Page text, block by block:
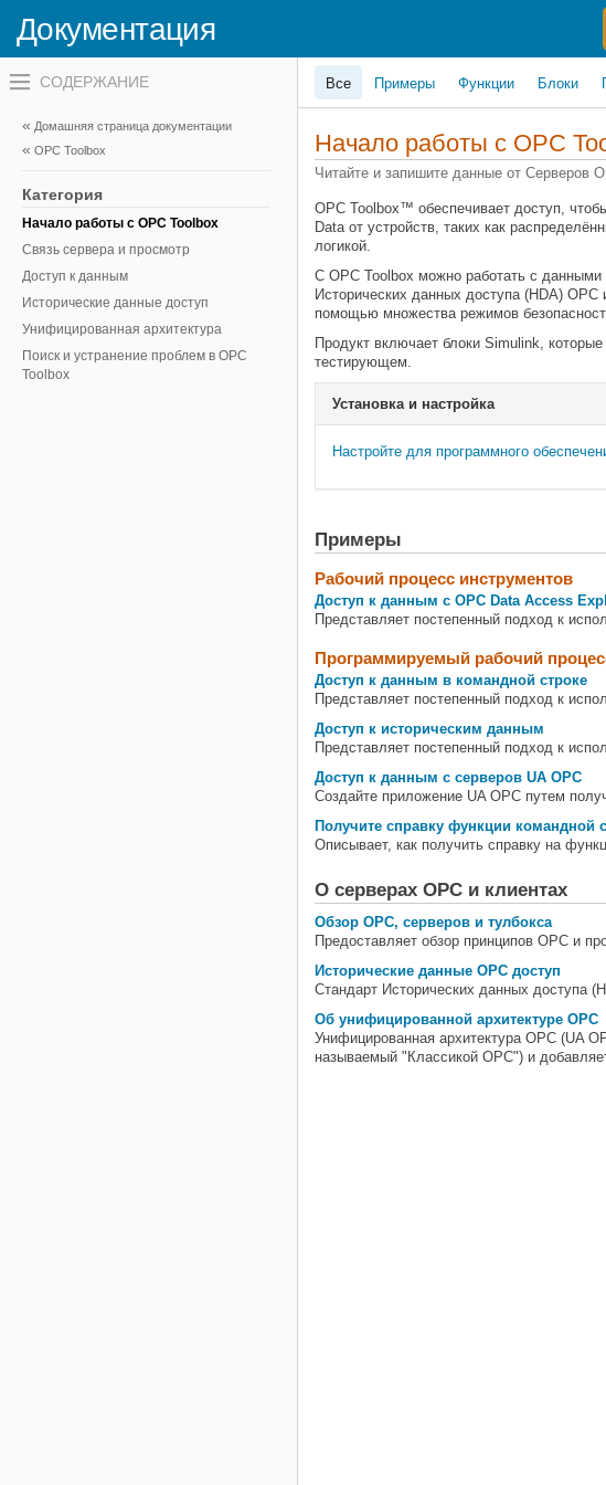
Документация
Переключатель
навигационного
вне
холста
переключатель
меню
вне
холста
Домашняя страница документации
OPC Toolbox
Категория
Начало работы с OPC Toolbox
Связь сервера и просмотр
Доступ к данным
Исторические данные доступ
Унифицированная архитектура
Поиск и устранение проблем в OPC
Toolbox
Все Примеры Функции Блоки
Начало работы с OPC
Читайте и запишите данные от Серверов
OPC Toolbox™ обеспечивает доступ,
Data от устройств, таких как
логикой.
С OPC Toolbox можно работать с данными
Исторических данных доступа (HDA)
помощью множества режимов
Продукт включает блоки Simulink,
тестирующем.
Установка и настройка
Настройте для программного
Примеры
Рабочий процесс инструментов
Доступ к данным с OPC Data Access
Представляет постепенный подход к
Программируемый рабочий
Доступ к данным в командной строке
Представляет постепенный подход к
Доступ к историческим данным
Представляет постепенный подход к
Доступ к данным с серверов UA OPC
Создайте приложение UA OPC путем
Получите справку функции командной
Описывает, как получить справку на
О серверах OPC и клиентах
Обзор OPC, серверов и тулбокса
Предоставляет обзор принципов OPC и
Исторические данные OPC доступ
Стандарт Исторических данных доступа
Об унифицированной архитектуре OPC
Унифицированная архитектура OPC (UA
называемый "Классикой OPC") и